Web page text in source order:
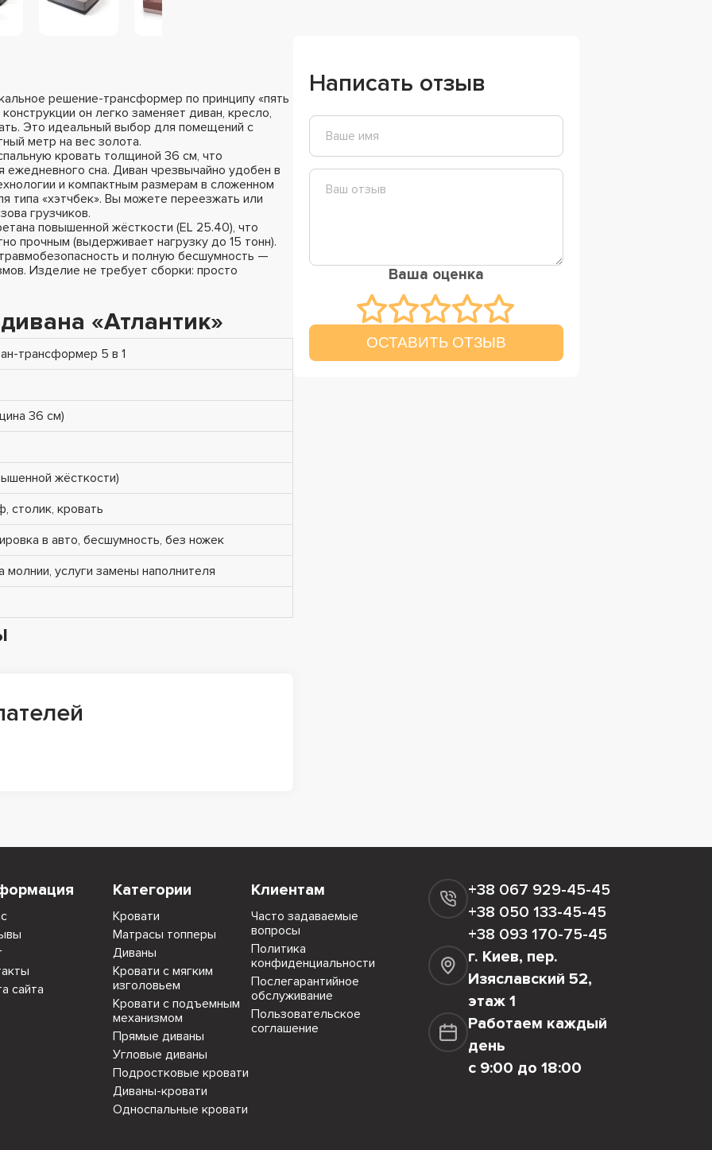
решение-трансформер по принципу «пять
он легко заменяет диван, кресло,
Это идеальный выбор для помещений с
метр на вес золота.
кровать толщиной 36 см, что
сна. Диван чрезвычайно удобен в
и компактным размерам в сложенном
типа «хэтчбек». Вы можете переезжать или
грузчиков.
повышенной жёсткости (EL 25.40), что
прочным (выдерживает нагрузку до 15 тонн).
и полную бесшумность —
Изделие не требует сборки: просто
«Атлантик»
трансформер 5 в 1
36 см)
жёсткости)
столик, кровать
в авто, бесшумность, без ножек
услуги замены наполнителя
Написать отзыв
Ваша оценка
ОСТАВИТЬ ОТЗЫВ
сайта
Категории
Кровати
Матрасы топперы
Диваны
Кровати с мягким
изголовьем
Кровати с подъемным
механизмом
Прямые диваны
Угловые диваны
Подростковые кровати
Диваны-кровати
Односпальные кровати
Клиентам
Часто задаваемые
вопросы
Политика
конфиденциальности
Послегарантийное
обслуживание
Пользовательское
соглашение
+38 067 929-45-45
+38 050 133-45-45
+38 093 170-75-45
г. Киев, пер.
Изяславский 52,
этаж 1
Работаем каждый
день
с 9:00 до 18:00